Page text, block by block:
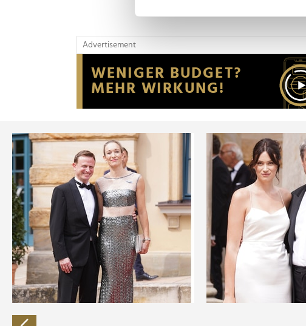
Wir verwenden Cookies, um Inhalte
Website an unsere Partner für
möglicherweise mit weiteren Daten
der Dienste gesammelt haben.
Advertisement